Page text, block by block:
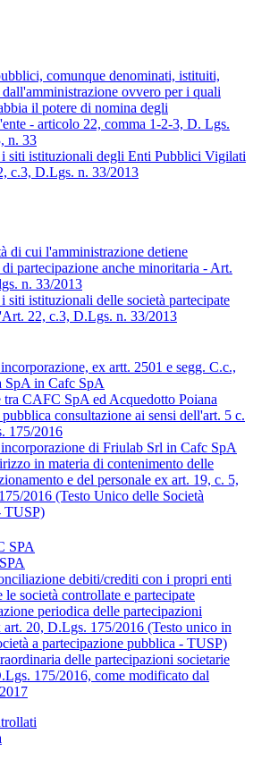
comunque denominati, istituiti,
ovvero per i quali
il potere di nomina degli
- articolo 22, comma 1-2-3, D. Lgs.
n. 33
siti istituzionali degli Enti Pubblici Vigilati
c.3, D.Lgs. n. 33/2013
di cui l'amministrazione detiene
partecipazione anche minoritaria - Art.
n. 33/2013
siti istituzionali delle società partecipate
22, c.3, D.Lgs. n. 33/2013
ex artt. 2501 e segg. C.c.,
SpA in Cafc SpA
tra CAFC SpA ed Acquedotto Poiana
consultazione ai sensi dell'art. 5 c.
175/2016
di Friulab Srl in Cafc SpA
in materia di contenimento delle
e del personale ex art. 19, c. 5,
2016 (Testo Unico delle Società
TUSP)
SPA
debiti/crediti con i propri enti
le società controllate e partecipate
periodica delle partecipazioni
art. 20, D.Lgs. 175/2016 (Testo unico in
a partecipazione pubblica - TUSP)
delle partecipazioni societarie
175/2016, come modificato dal